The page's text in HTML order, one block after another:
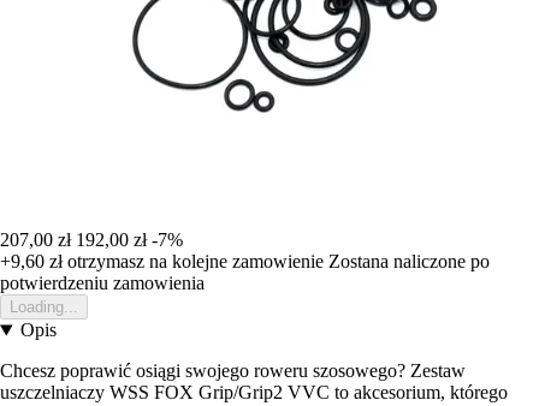
207,00 zł 192,00 zł -7%
+9,60 złotrzymasz na kolejne zamowienie Zostana naliczone po
potwierdzeniu zamowienia
Loading...
Opis
Chcesz poprawić osiągi swojego roweru szosowego? Zestaw
uszczelniaczy WSS FOX Grip/Grip2 VVC to akcesorium, którego